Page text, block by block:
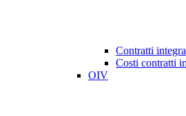
Contratti
Costi contratti
OIV